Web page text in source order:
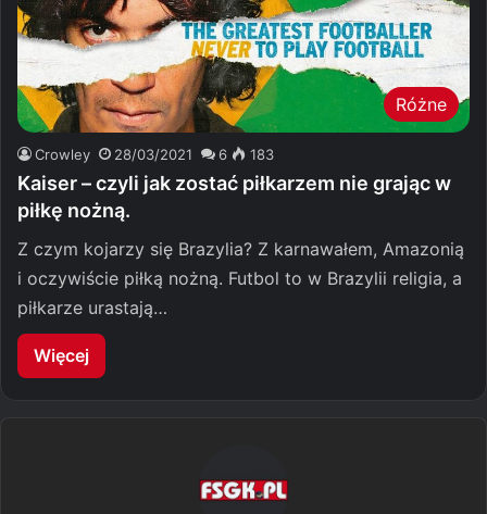
Różne
Crowley 28/03/2021 6 183
Kaiser – czyli jak zostać piłkarzem nie grając w
piłkę nożną.
Z czym kojarzy się Brazylia? Z karnawałem, Amazonią
i oczywiście piłką nożną. Futbol to w Brazylii religia, a
piłkarze urastają…
Więcej